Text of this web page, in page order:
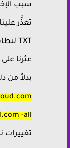
سبب
تعذَّر
TXT لنطاقك.
بدلاً من
-all
تغييرات